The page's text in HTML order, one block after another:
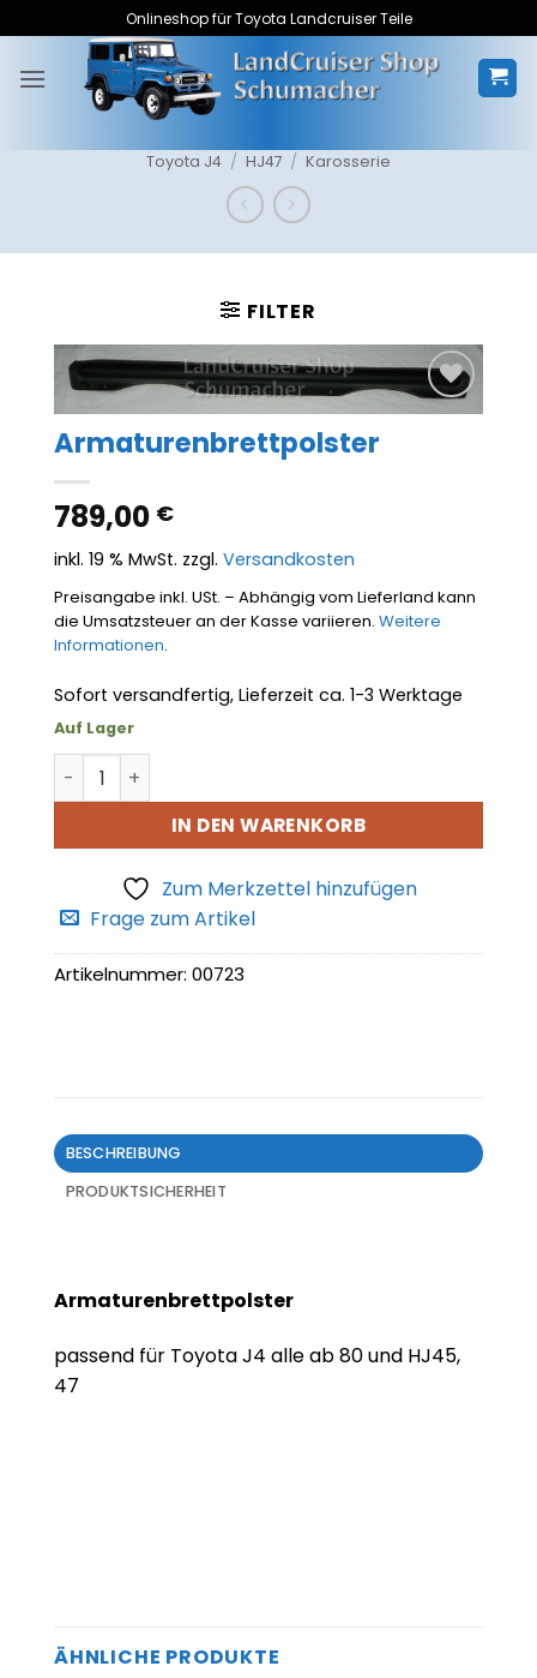
Inhalt
springen
Onlineshop für Toyota Landcruiser Teile
Toyota J4 / HJ47 / Karosserie
FILTER
Zum
Armaturenbrettpolster
789,00 €
inkl. 19 % MwSt. zzgl. Versandkosten
Preisangabe inkl. USt. – Abhängig vom Lieferland kann
die Umsatzsteuer an der Kasse variieren. Weitere
Informationen.
Sofort versandfertig, Lieferzeit ca. 1-3 Werktage
Auf Lager
Armaturenbrettpolster Menge
IN DEN WARENKORB
Zum Merkzettel hinzufügen
Frage zum Artikel
Artikelnummer: 00723
BESCHREIBUNG
PRODUKTSICHERHEIT
Armaturenbrettpolster
passend für Toyota J4 alle ab 80 und HJ45,
47
ÄHNLICHE PRODUKTE